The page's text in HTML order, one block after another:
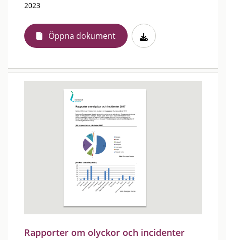
2023
Öppna dokument
Rapporter om olyckor och incidenter